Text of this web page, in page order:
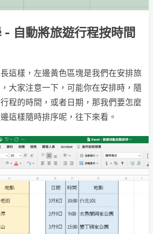
- 自動將旅遊行程按時間
這樣，左邊黃色區塊是我們在安排旅
大家注意一下，可能你在安排時，隨
程的時間，或者日期，那我們要怎麼
這樣隨時排序呢，往下來看。